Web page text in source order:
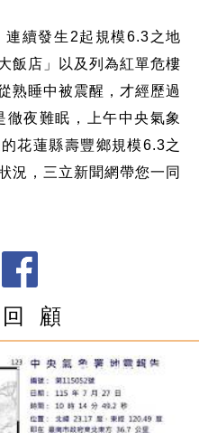
續發生2起規模6.3之地
飯店」以及列為紅單危樓
熟睡中被震醒，才經歷過
夜難眠，上午中央氣象
花蓮縣壽豐鄉規模6.3之
況，三立新聞網帶您一同
顧